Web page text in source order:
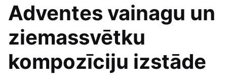
Adventes vainagu un
ziemassvētku
kompozīciju izstāde